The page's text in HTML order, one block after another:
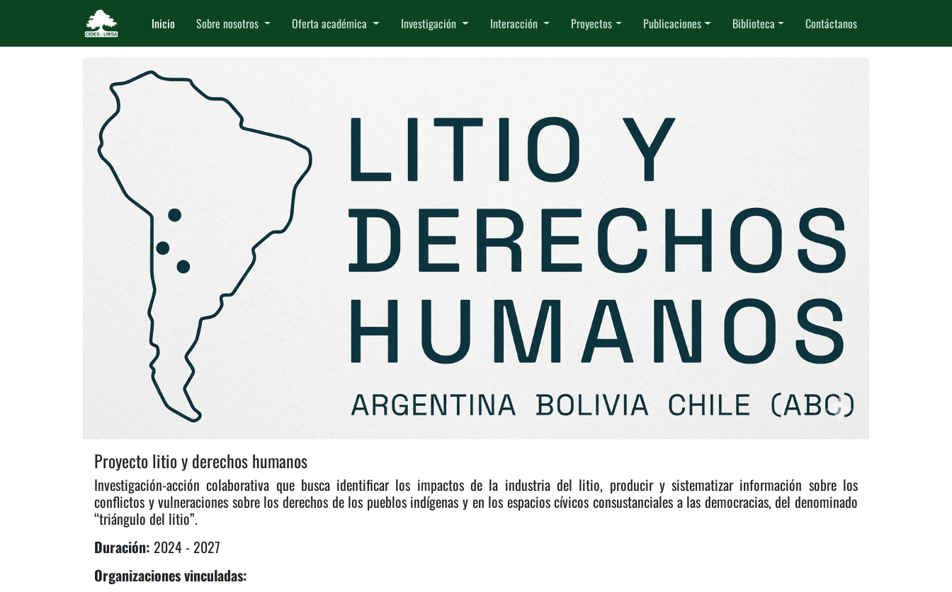
Inicio Sobre nosotros Oferta académica Investigación Interacción Proyectos Publicaciones Biblioteca Contáctanos
Proyecto litio y derechos humanos
Investigación-acción colaborativa que busca identificar los impactos de la industria del litio, producir y sistematizar información sobre los
conflictos y vulneraciones sobre los derechos de los pueblos indígenas y en los espacios cívicos consustanciales a las democracias, del denominado
“triángulo del litio”.
Duración: 2024 - 2027
Organizaciones vinculadas: